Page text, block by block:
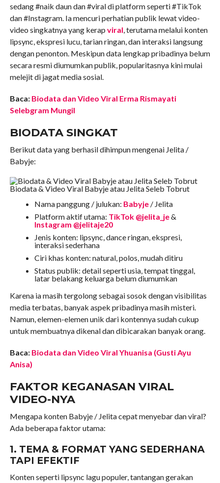
sedang #naik daun dan #viral di platform seperti #TikTok
dan #Instagram. Ia mencuri perhatian publik lewat video-
video singkatnya yang kerap viral , terutama melalui konten
lipsync, ekspresi lucu, tarian ringan, dan interaksi langsung
dengan penonton. Meskipun data lengkap pribadinya belum
secara resmi diumumkan publik, popularitasnya kini mulai
melejit di jagat media sosial.
Baca: Biodata dan Video Viral Erma Rismayati
Selebgram Mungil
BIODATA SINGKAT
Berikut data yang berhasil dihimpun mengenai Jelita /
Babyje:
Biodata & Video Viral Babyje atau Jelita Seleb Tobrut
Nama panggung / julukan: Babyje / Jelita
Platform aktif utama: TikTok @jelita_je&
Instagram @jelitaje20
Jenis konten: lipsync, dance ringan, ekspresi,
interaksi sederhana
Ciri khas konten: natural, polos, mudah ditiru
Status publik: detail seperti usia, tempat tinggal,
latar belakang keluarga belum diumumkan
Karena ia masih tergolong sebagai sosok dengan visibilitas
media terbatas, banyak aspek pribadinya masih misteri.
Namun, elemen-elemen unik dari kontennya sudah cukup
untuk membuatnya dikenal dan dibicarakan banyak orang.
Baca: Biodata dan Video Viral Yhuanisa (Gusti Ayu
Anisa)
FAKTOR KEGANASAN VIRAL
VIDEO-NYA
Mengapa konten Babyje / Jelita cepat menyebar dan viral?
Ada beberapa faktor utama:
1. TEMA & FORMAT YANG SEDERHANA
TAPI EFEKTIF
Konten seperti lipsync lagu populer, tantangan gerakan